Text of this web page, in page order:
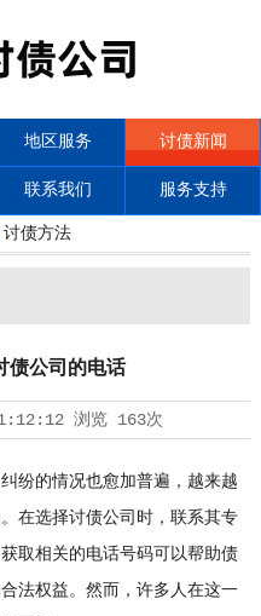
地区服务 讨债新闻
联系我们 服务支持
讨债方法
债公司的电话
浏览 163次
的情况也愈加普遍，越来越
在选择讨债公司时，联系其专
取相关的电话号码可以帮助债
法权益。然而，许多人在这一